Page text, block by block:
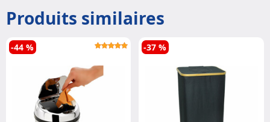
Produits similaires
-44 % -37 %